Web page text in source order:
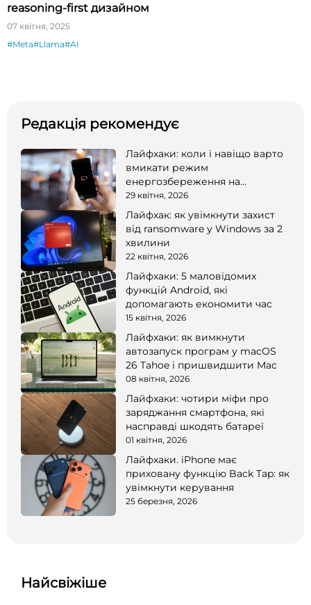
reasoning-first дизайном
07 квітня, 2025
#Meta#Llama#AI
Редакція рекомендує
Лайфхаки: коли і навіщо варто
вмикати режим
енергозбереження на
смартфоні
29 квітня, 2026
Лайфхак: як увімкнути захист
від ransomware у Windows за 2
хвилини
22 квітня, 2026
Лайфхаки: 5 маловідомих
функцій Android, які
допомагають економити час
15 квітня, 2026
Лайфхаки: як вимкнути
автозапуск програм у macOS
26 Tahoe і пришвидшити Mac
08 квітня, 2026
Лайфхаки: чотири міфи про
заряджання смартфона, які
насправді шкодять батареї
01 квітня, 2026
Лайфхаки. iPhone має
приховану функцію Back Tap: як
увімкнути керування
25 березня, 2026
Найсвіжіше